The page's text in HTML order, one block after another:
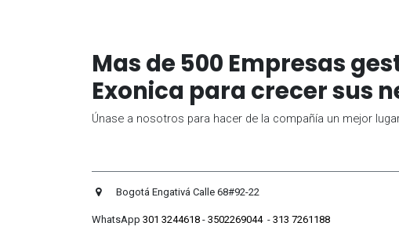
Mas de 500 Empresas
Exonica para crecer sus
Únase a nosotros para hacer de la compañía un mejor
Bogotá Engativá Calle
WhatsApp 301 3244618 - 3502269044- 313 7261188